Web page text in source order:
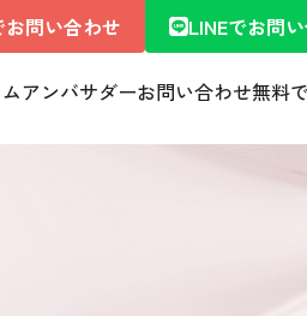
お問い合わせ LINEでお問
アンバサダーお問い合わせ無料